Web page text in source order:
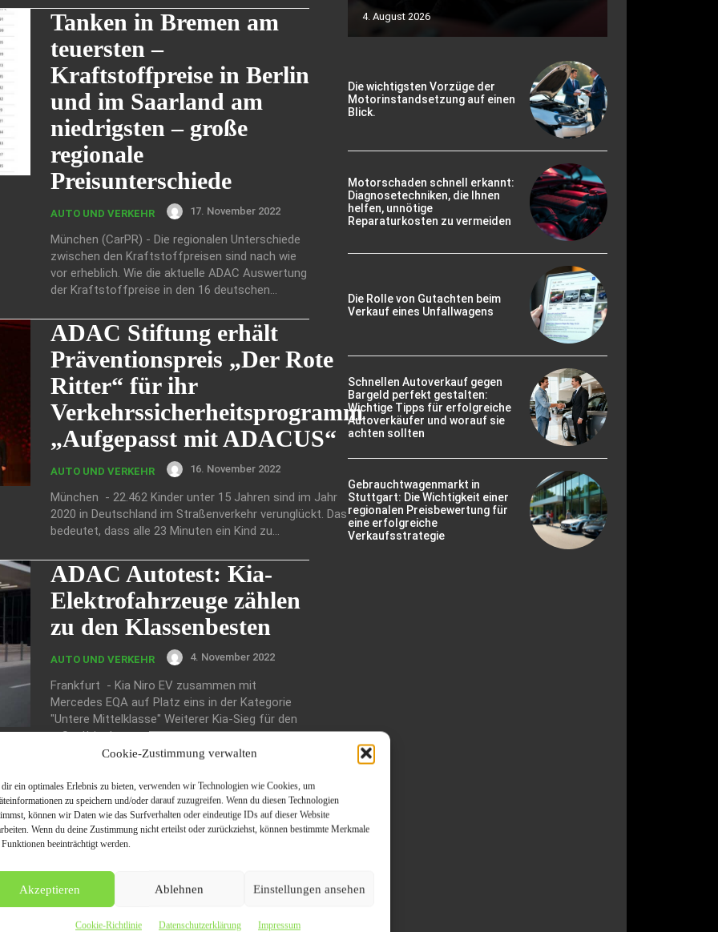
Cookie-Zustimmung verwalten
ein optimales Erlebnis zu bieten, verwenden wir Technologien wie Cookies, um
zu speichern und/oder darauf zuzugreifen. Wenn du diesen Technologien
können wir Daten wie das Surfverhalten oder eindeutige IDs auf dieser Website
Wenn du deine Zustimmung nicht erteilst oder zurückziehst, können bestimmte Merkmale
beeinträchtigt werden.
Akzeptieren Ablehnen Einstellungen ansehen
Cookie-Richtlinie Datenschutzerklärung Impressum
Tanken in Bremen am
teuersten –
Kraftstoffpreise in Berlin
und im Saarland am
niedrigsten – große
regionale
Preisunterschiede
AUTO UND VERKEHR 17. November 2022
München (CarPR) - Die regionalen Unterschiede
zwischen den Kraftstoffpreisen sind nach wie
vor erheblich. Wie die aktuelle ADAC Auswertung
der Kraftstoffpreise in den 16 deutschen...
ADAC Stiftung erhält
Präventionspreis „Der Rote
Ritter“ für ihr
Verkehrssicherheitsprogramm
„Aufgepasst mit ADACUS“
AUTO UND VERKEHR 16. November 2022
München - 22.462 Kinder unter 15 Jahren sind im Jahr
2020 in Deutschland im Straßenverkehr verunglückt. Das
bedeutet, dass alle 23 Minuten ein Kind zu...
ADAC Autotest: Kia-
Elektrofahrzeuge zählen
zu den Klassenbesten
AUTO UND VERKEHR 4. November 2022
Frankfurt - Kia Niro EV zusammen mit
Mercedes EQA auf Platz eins in der Kategorie
"Untere Mittelklasse" Weiterer Kia-Sieg für den
e-Soul* in der...
ADAC Campingportal
PiNCAMP: Die Top 100
der gefragtesten
Campingplätze
Deutschlands und
Europas 2022
4. August 2026
Die wichtigsten Vorzüge der
Motorinstandsetzung auf einen
Blick.
Motorschaden schnell erkannt:
Diagnosetechniken, die Ihnen
helfen, unnötige
Reparaturkosten zu vermeiden
Die Rolle von Gutachten beim
Verkauf eines Unfallwagens
Schnellen Autoverkauf gegen
Bargeld perfekt gestalten:
Wichtige Tipps für erfolgreiche
Autoverkäufer und worauf sie
achten sollten
Gebrauchtwagenmarkt in
Stuttgart: Die Wichtigkeit einer
regionalen Preisbewertung für
eine erfolgreiche
Verkaufsstrategie